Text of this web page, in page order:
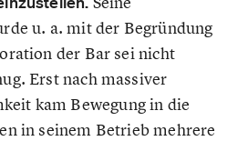
u. a. mit der Begründung
der Bar sei nicht
Erst nach massiver
kam Bewegung in die
in seinem Betrieb mehrere